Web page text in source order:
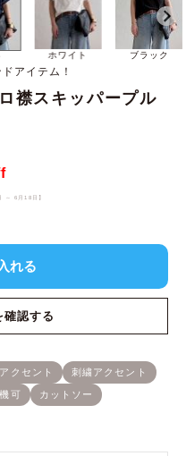
ホワイト ブラック
アイテム！
襟スキッパープル
～ 6月18日 】
確認する